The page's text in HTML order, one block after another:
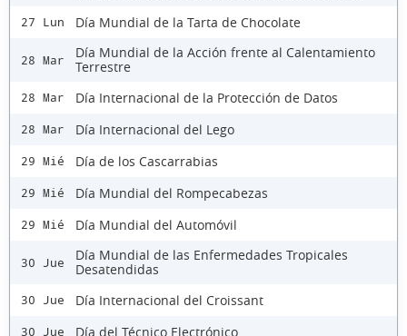
27 Lun Día Mundial de la Tarta de Chocolate
28 Mar
Día Mundial de la Acción frente al Calentamiento
Terrestre
28 Mar Día Internacional de la Protección de Datos
28 Mar Día Internacional del Lego
29 Mié Día de los Cascarrabias
29 Mié Día Mundial del Rompecabezas
29 Mié Día Mundial del Automóvil
30 Jue
Día Mundial de las Enfermedades Tropicales
Desatendidas
30 Jue Día Internacional del Croissant
30 Jue Día del Técnico Electrónico